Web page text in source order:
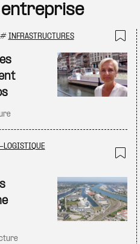
# INFRASTRUCTURES
LOGISTIQUE